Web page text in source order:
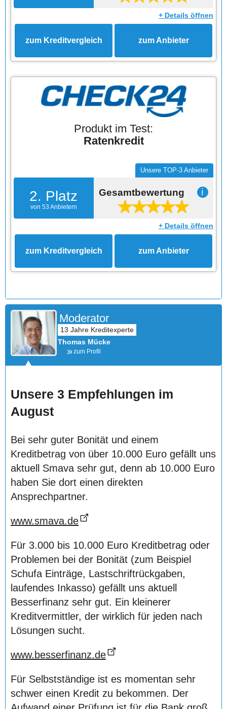
+ Details öffnen
zum Kreditvergleich zum Anbieter
Produkt im Test:
Ratenkredit
2. Platz
von 53 Anbietern
Unsere TOP-3 Anbieter
Gesamtbewertung ℹ
+ Details öffnen
zum Kreditvergleich zum Anbieter
Moderator
Thomas Mücke
zum Profil
Unsere 3 Empfehlungen im
August
Bei sehr guter Bonität und einem
Kreditbetrag von über 10.000 Euro gefällt uns
aktuell Smava sehr gut, denn ab 10.000 Euro
haben Sie dort einen direkten
Ansprechpartner.
www.smava.de
Für 3.000 bis 10.000 Euro Kreditbetrag oder
Problemen bei der Bonität (zum Beispiel
Schufa Einträge, Lastschriftrückgaben,
laufendes Inkasso) gefällt uns aktuell
Besserfinanz sehr gut. Ein kleinerer
Kreditvermittler, der wirklich für jeden nach
Lösungen sucht.
www.besserfinanz.de
Für Selbstständige ist es momentan sehr
schwer einen Kredit zu bekommen. Der